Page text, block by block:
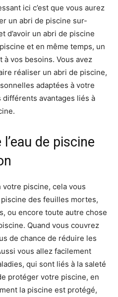
ici c’est que vous aurez
un abri de piscine sur-
d’avoir un abri de piscine
et en même temps, un
vos besoins. Vous avez
réaliser un abri de piscine,
adaptées à votre
avantages liés à
de piscine
piscine, cela vous
des feuilles mortes,
ou encore toute autre chose
Quand vous couvrez
de chance de réduire les
vous allez facilement
qui sont liés à la saleté
protéger votre piscine, en
la piscine est protégé,